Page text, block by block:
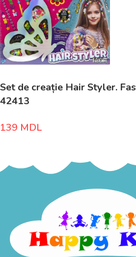
Set de creație Hair Styler.
42413
139 MDL